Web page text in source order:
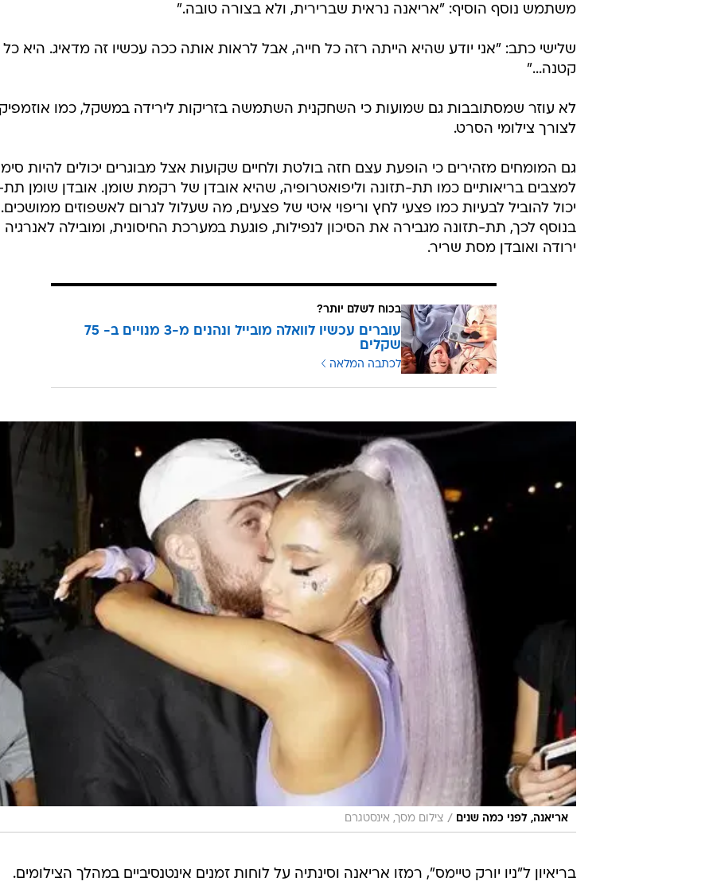
משתמש נוסף הוסיף: "אריאנה נראית שברירית, ולא בצורה טובה."
שלישי כתב: "אני יודע שהיא הייתה רזה כל חייה, אבל לראות אותה ככה עכשיו זה מדאיג. היא
קטנה..."
לא עוזר שמסתובבות גם שמועות כי השחקנית השתמשה בזריקות לירידה במשקל, כמו
לצורך צילומי הסרט.
גם המומחים מזהירים כי הופעת עצם חזה בולטת ולחיים שקועות אצל מבוגרים יכולים להיות
למצבים בריאותיים כמו תת-תזונה וליפואטרופיה, שהיא אובדן של רקמת שומן. אובדן שומן
יכול להוביל לבעיות כמו פצעי לחץ וריפוי איטי של פצעים, מה שעלול לגרום לאשפוזים ממושכים.
בנוסף לכך, תת-תזונה מגבירה את הסיכון לנפילות, פוגעת במערכת החיסונית, ומובילה לאנרגיה
ירודה ואובדן מסת שריר.
בכוח לשלם יותר?
עוברים עכשיו לוואלה מובייל ונהנים מ-3 מנויים ב- 75
שקלים
לכתבה המלאה
אריאנה, לפני כמה שנים / צילום מסך, אינסטגרם
בריאיון ל"ניו יורק טיימס", רמזו אריאנה וסינתיה על לוחות זמנים אינטנסיביים במהלך הצילומים.